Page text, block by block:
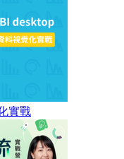
實戰